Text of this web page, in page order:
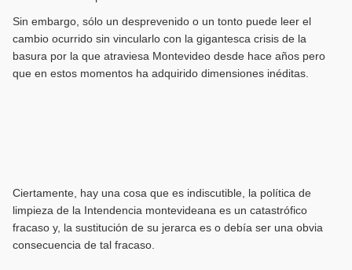
Sin embargo, sólo un desprevenido o un tonto puede leer el
cambio ocurrido sin vincularlo con la gigantesca crisis de la
basura por la que atraviesa Montevideo desde hace años pero
que en estos momentos ha adquirido dimensiones inéditas.
Ciertamente, hay una cosa que es indiscutible, la política de
limpieza de la Intendencia montevideana es un catastrófico
fracaso y, la sustitución de su jerarca es o debía ser una obvia
consecuencia de tal fracaso.